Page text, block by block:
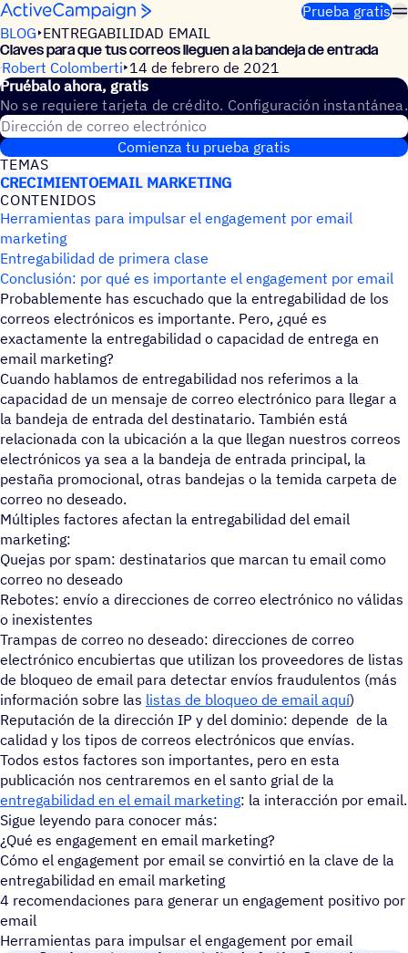
Saltar al contenido
Prueba gratis
BLOG ENTREGABILIDAD EMAIL
Claves para que tus correos lleguen a la bandeja de entrada
Robert Colomberti 14 de febrero de 2021
Prué­balo ahora, gratis
No se requiere tarjeta de crédito. Configuración instantánea.
Dirección de correo electrónico
Comienza tu prueba gratis
TEMAS
CRECIMIENTOEMAIL MARKETING
CONTE­NI­DOS
Herramientas para impulsar el engagement por email
marketing
Entregabilidad de primera clase
Conclusión: por qué es importante el engagement por email
Probablemente has escuchado que la entregabilidad de los
correos electrónicos es importante. Pero, ¿qué es
exactamente la entregabilidad o capacidad de entrega en
email marketing?
Cuando hablamos de entregabilidad nos referimos a la
capacidad de un mensaje de correo electrónico para llegar a
la bandeja de entrada del destinatario. También est
relacionada con la ubicación a la que llegan nuestros correos
electrónicos ya sea a la bandeja de entrada principal, la
pestaña promocional, otras bandejas o la temida carpeta de
correo no deseado.
Múltiples factores afectan la entregabilidad del email
marketing:
Quejas por spam: destinatarios que marcan tu email como
correo no deseado
Rebotes: envío a direcciones de correo electrónico no válidas
o inexistentes
Trampas de correo no deseado: direcciones de correo
electrónico encubiertas que utilizan los proveedores de listas
de bloqueo de email para detectar envíos fraudulentos (más
información sobre las listas de bloqueo de email aquí)
Reputación de la dirección IP y del dominio: depende de la
calidad y los tipos de correos electrónicos que envías.
Todos estos factores son importantes, pero en esta
publicación nos centraremos en el santo grial de la
entregabilidad en el email marketing: la interacción por email.
Sigue leyendo para conocer más:
¿Qué es engagement en email marketing?
Cómo el engagement por email se convirtió en la clave de la
entregabilidad en email marketing
4 recomendaciones para generar un engagement positivo por
email
Herramientas para impulsar el engagement por email